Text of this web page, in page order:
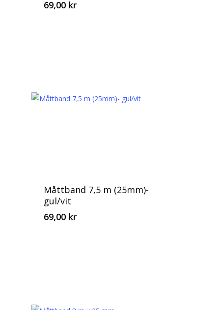
69,00 kr
Måttband 7,5 m (25mm)-
gul/vit
69,00 kr